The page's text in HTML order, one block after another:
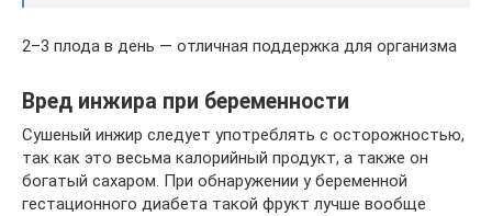
2–3 плода в день — отличная поддержка для организма
Вред инжира при беременности
Сушеный инжир следует употреблять с осторожностью,
так как это весьма калорийный продукт, а также он
богатый сахаром. При обнаружении у беременной
гестационного диабета такой фрукт лучше вообще